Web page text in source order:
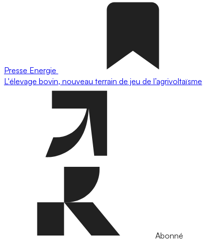
Presse Energie
L'élevage bovin, nouveau terrain de jeu de l’agrivoltaïsme
Abonné